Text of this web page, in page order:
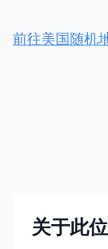
前往美国随机
关于此